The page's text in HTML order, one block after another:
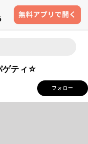
ゲティ☆
フォロー